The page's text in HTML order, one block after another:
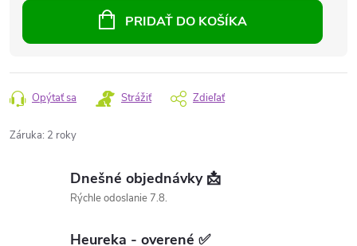
PRIDAŤ DO KOŠÍKA
Opýtať sa Strážiť Zdieľať
Záruka: 2 roky
Dnešné objednávky 📩
Rýchle odoslanie 7.8.
Heureka - overené ✅